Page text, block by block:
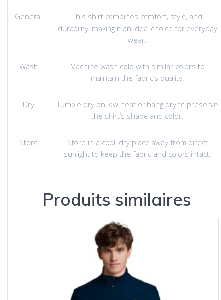
General
This shirt combines comfort, style, and
durability, making it an ideal choice for everyday
wear.
Wash
Machine wash cold with similar colors to
maintain the fabric’s quality.
Dry
Tumble dry on low heat or hang dry to preserve
the shirt’s shape and color.
Store
Store in a cool, dry place away from direct
sunlight to keep the fabric and colors intact.
Produits similaires